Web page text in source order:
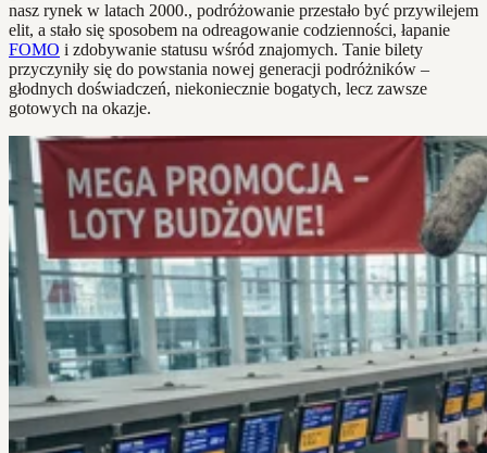
nasz rynek w latach 2000., podróżowanie przestało być przywilejem
elit, a stało się sposobem na odreagowanie codzienności, łapanie
FOMO i zdobywanie statusu wśród znajomych. Tanie bilety
przyczyniły się do powstania nowej generacji podróżników –
głodnych doświadczeń, niekoniecznie bogatych, lecz zawsze
gotowych na okazje.